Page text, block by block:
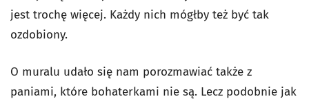
jest trochę więcej. Każdy nich mógłby też być tak
ozdobiony.
O muralu udało się nam porozmawiać także z
paniami, które bohaterkami nie są. Lecz podobnie jak